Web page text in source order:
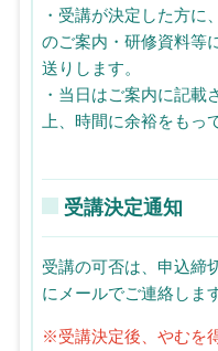
・受講が決定した方に
のご案内・研修資料等
送りします。
・当日はご案内に記載
上、時間に余裕をもっ
受講決定通知
受講の可否は、申込締
にメールでご連絡します
※受講決定後、やむを